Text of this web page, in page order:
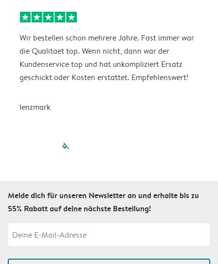
Wir bestellen schon mehrere Jahre. Fast immer war
die Qualitaet top. Wenn nicht, dann war der
Kundenservice top und hat unkompliziert Ersatz
geschickt oder Kosten erstattet. Empfehlenswert!
lenzmark
filled-pagination
Melde dich für unseren Newsletter an und erhalte bis zu
55% Rabatt auf deine nächste Bestellung!